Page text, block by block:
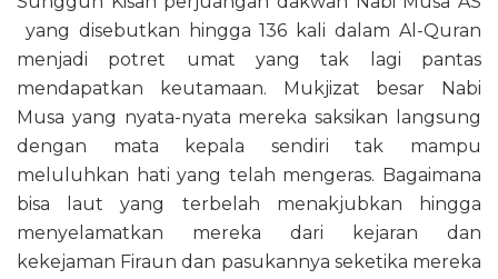
yang disebutkan hingga 136 kali dalam Al-Quran
menjadi potret umat yang tak lagi pantas
mendapatkan keutamaan. Mukjizat besar Nabi
Musa yang nyata-nyata mereka saksikan langsung
dengan mata kepala sendiri tak mampu
meluluhkan hati yang telah mengeras. Bagaimana
bisa laut yang terbelah menakjubkan hingga
menyelamatkan mereka dari kejaran dan
kekejaman Firaun dan pasukannya seketika mereka